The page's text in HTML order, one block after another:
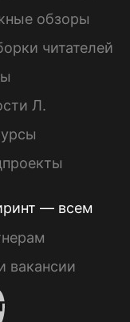
обзоры
читателей
Л.
— всем
вакансии